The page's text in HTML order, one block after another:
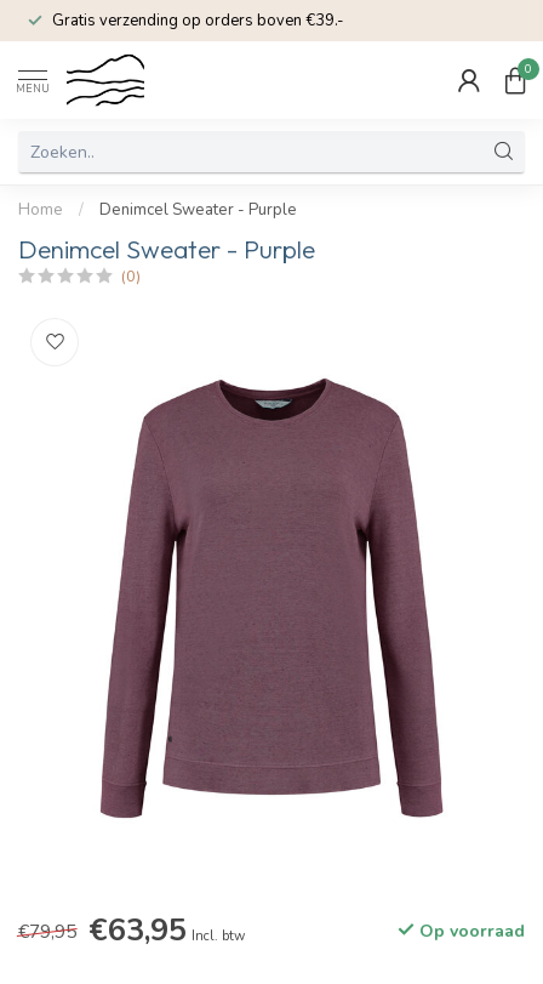
Gratis verzending op orders boven €39.-
MENU
0
Home / Denimcel Sweater - Purple
Denimcel Sweater - Purple
(0)
€79,95 €63,95 Incl. btw Op voorraad